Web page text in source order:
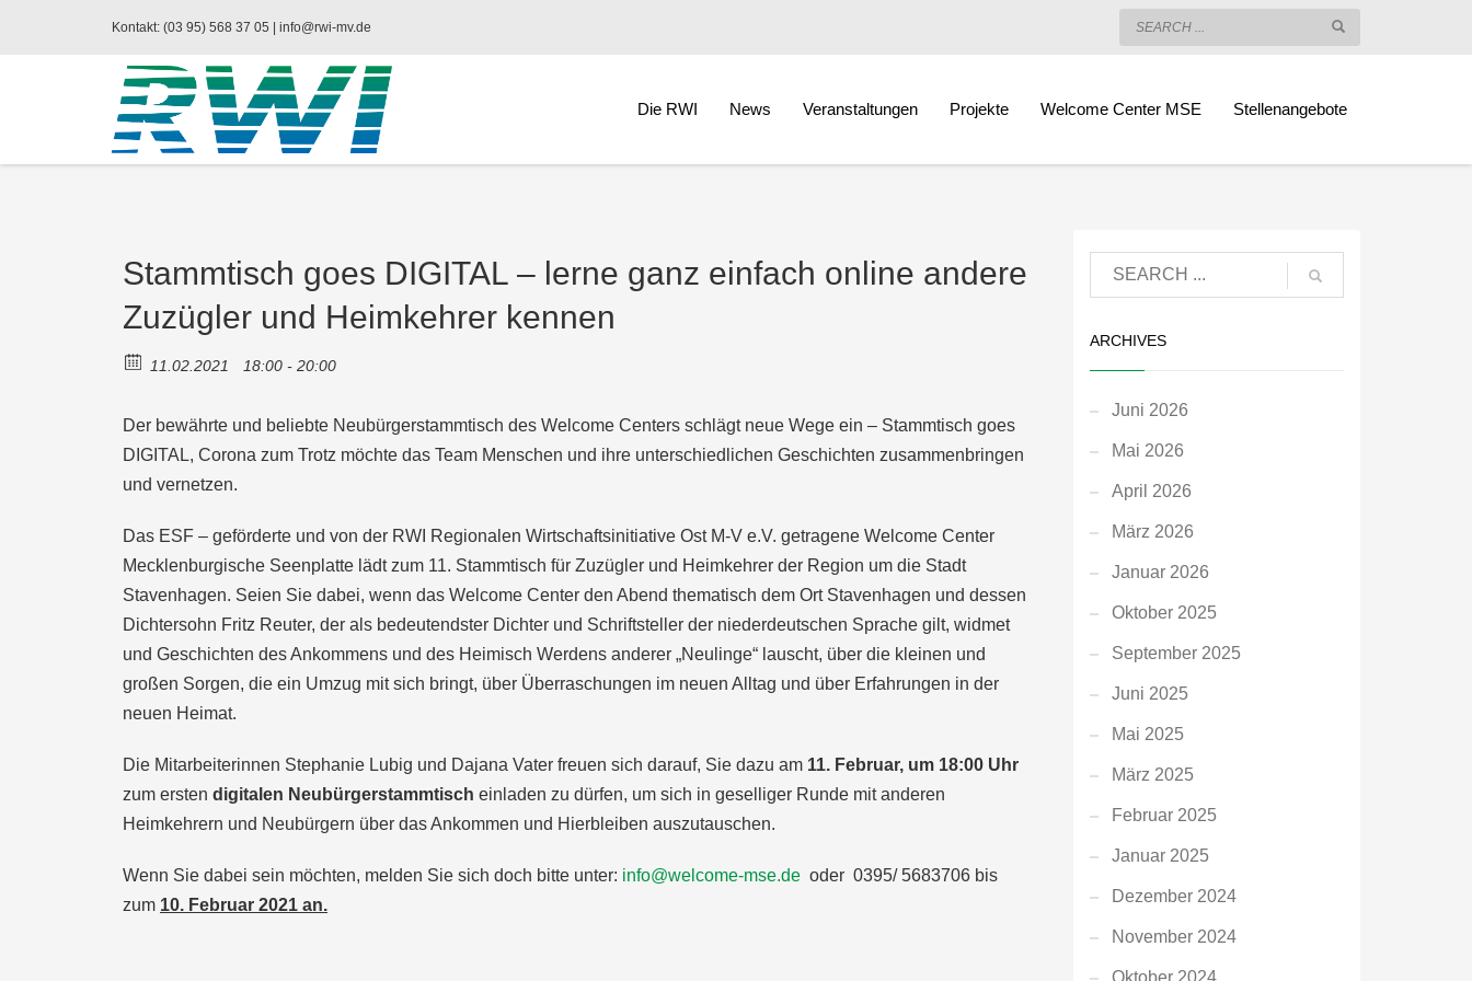
Kontakt: (03 95) 568 37 05 | info@rwi-mv.de
Die RWI News Veranstaltungen Projekte Welcome Center MSE Stellenangebote
Stammtisch goes DIGITAL – lerne ganz einfach online andere
Zuzügler und Heimkehrer kennen
11.02.2021 18:00 - 20:00
Der bewährte und beliebte Neubürgerstammtisch des Welcome Centers schlägt neue Wege ein – Stammtisch goes
DIGITAL, Corona zum Trotz möchte das Team Menschen und ihre unterschiedlichen Geschichten zusammenbringen
und vernetzen.
Das ESF – geförderte und von der RWI Regionalen Wirtschaftsinitiative Ost M-V e.V. getragene Welcome Center
Mecklenburgische Seenplatte lädt zum 11. Stammtisch für Zuzügler und Heimkehrer der Region um die Stadt
Stavenhagen. Seien Sie dabei, wenn das Welcome Center den Abend thematisch dem Ort Stavenhagen und dessen
Dichtersohn Fritz Reuter, der als bedeutendster Dichter und Schriftsteller der niederdeutschen Sprache gilt, widmet
und Geschichten des Ankommens und des Heimisch Werdens anderer „Neulinge“ lauscht, über die kleinen und
großen Sorgen, die ein Umzug mit sich bringt, über Überraschungen im neuen Alltag und über Erfahrungen in der
neuen Heimat.
Die Mitarbeiterinnen Stephanie Lubig und Dajana Vater freuen sich darauf, Sie dazu am 11. Februar, um 18:00 Uhr
zum ersten digitalen Neubürgerstammtisch einladen zu dürfen, um sich in geselliger Runde mit anderen
Heimkehrern und Neubürgern über das Ankommen und Hierbleiben auszutauschen.
Wenn Sie dabei sein möchten, melden Sie sich doch bitte unter: info@welcome-mse.de oder 0395/ 5683706 bis
zum 10. Februar 2021 an.
ARCHIVES
Juni 2026
Mai 2026
April 2026
März 2026
Januar 2026
Oktober 2025
September 2025
Juni 2025
Mai 2025
März 2025
Februar 2025
Januar 2025
Dezember 2024
November 2024
Oktober 2024